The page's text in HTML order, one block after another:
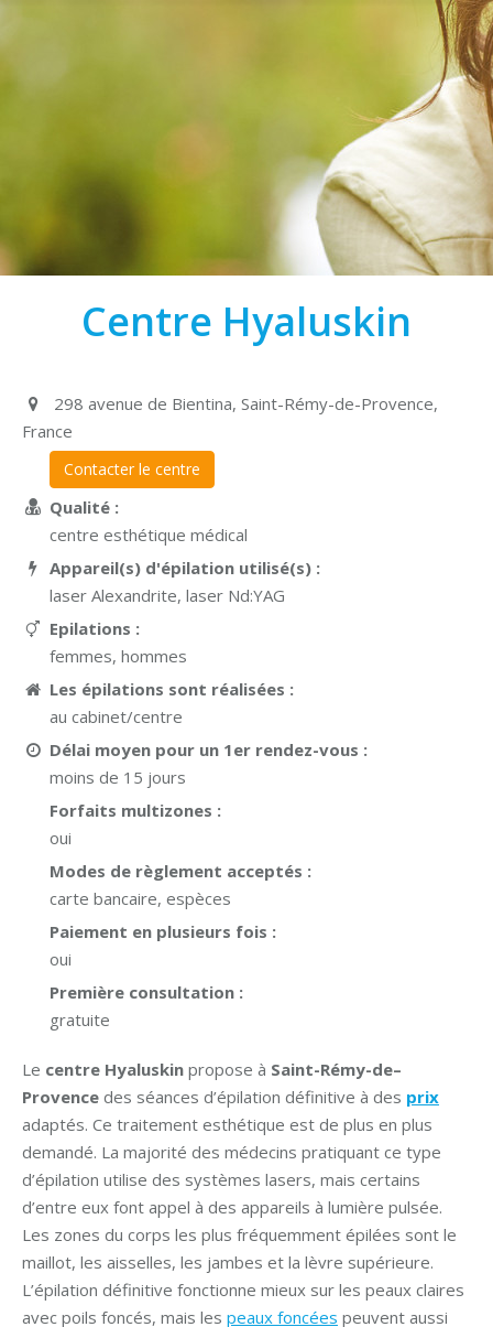
Centre Hyaluskin
298 avenue de Bientina, Saint-Rémy-de-Provence,
France
Contacter le centre
Qualité :
centre esthétique médical
Appareil(s) d'épilation utilisé(s) :
laser Alexandrite, laser Nd:YAG
Epilations :
femmes, hommes
Les épilations sont réalisées :
au cabinet/centre
Délai moyen pour un 1er rendez-vous :
moins de 15 jours
Forfaits multizones :
oui
Modes de règlement acceptés :
carte bancaire, espèces
Paiement en plusieurs fois :
oui
Première consultation :
gratuite
Le centre Hyaluskin propose à Saint-Rémy-de–
Provence des séances d’épilation définitive à des prix
adaptés. Ce traitement esthétique est de plus en plus
demandé. La majorité des médecins pratiquant ce type
d’épilation utilise des systèmes lasers, mais certains
d’entre eux font appel à des appareils à lumière pulsée.
Les zones du corps les plus fréquemment épilées sont le
maillot, les aisselles, les jambes et la lèvre supérieure.
L’épilation définitive fonctionne mieux sur les peaux claires
avec poils foncés, mais les peaux foncées peuvent aussi